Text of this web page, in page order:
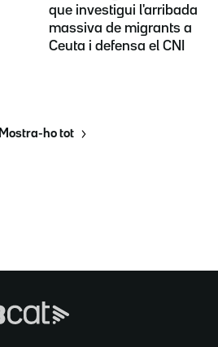
que investigui l'arribada
massiva de migrants a
Ceuta i defensa el CNI
Mostra-ho tot